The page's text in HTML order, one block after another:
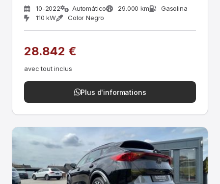
10-2022 Automático 29.000 km
Gasolina
110 kW
Color Negro
28.842 €
avec tout inclus
Plus d'informations